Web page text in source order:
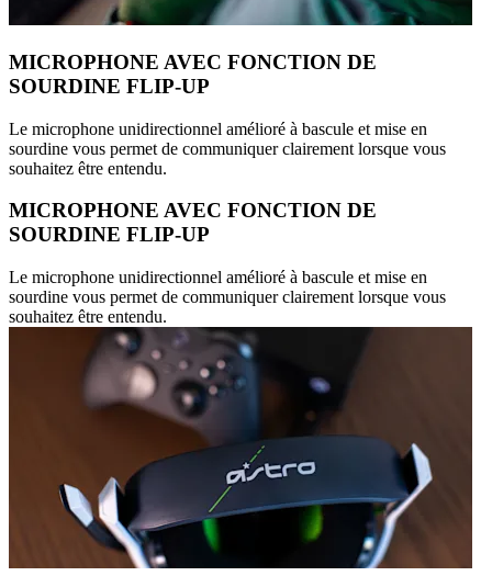
MICROPHONE AVEC FONCTION DE
SOURDINE FLIP-UP
Le microphone unidirectionnel amélioré à bascule et mise en
sourdine vous permet de communiquer clairement lorsque vous
souhaitez être entendu.
MICROPHONE AVEC FONCTION DE
SOURDINE FLIP-UP
Le microphone unidirectionnel amélioré à bascule et mise en
sourdine vous permet de communiquer clairement lorsque vous
souhaitez être entendu.